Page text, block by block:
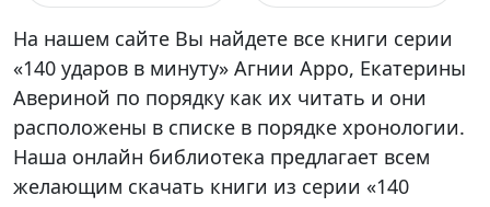
На нашем сайте Вы найдете все книги серии
«140 ударов в минуту» Агнии Арро, Екатерины
Авериной по порядку как их читать и они
расположены в списке в порядке хронологии.
Наша онлайн библиотека предлагает всем
желающим скачать книги из серии «140